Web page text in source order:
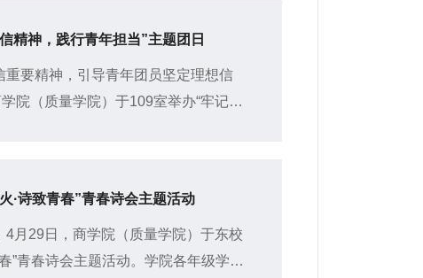
精神，践行青年担当”主题团日
要精神，引导青年团员坚定理想信
院（质量学院）于109室举办“牢记回
·诗致青春”青春诗会主题活动
月29日，商学院（质量学院）于东校
”青春诗会主题活动。学院各年级学子